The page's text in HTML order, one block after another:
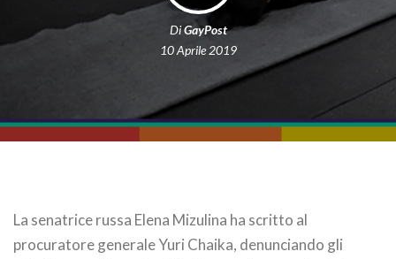
DiGayPost
10 Aprile 2019
La senatrice russa Elena Mizulina ha scritto al
procuratore generale Yuri Chaika, denunciando gli